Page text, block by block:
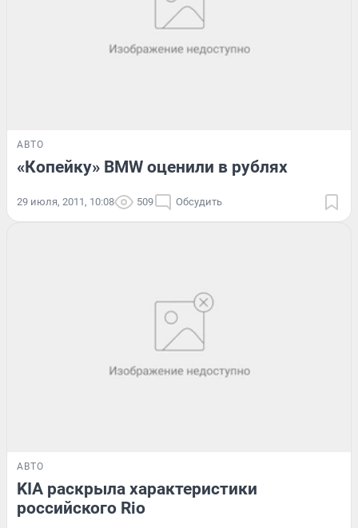
АВТО
«Копейку» BMW оценили в рублях
29 июля, 2011, 10:08 509 Обсудить
АВТО
KIA раскрыла характеристики
российского Rio